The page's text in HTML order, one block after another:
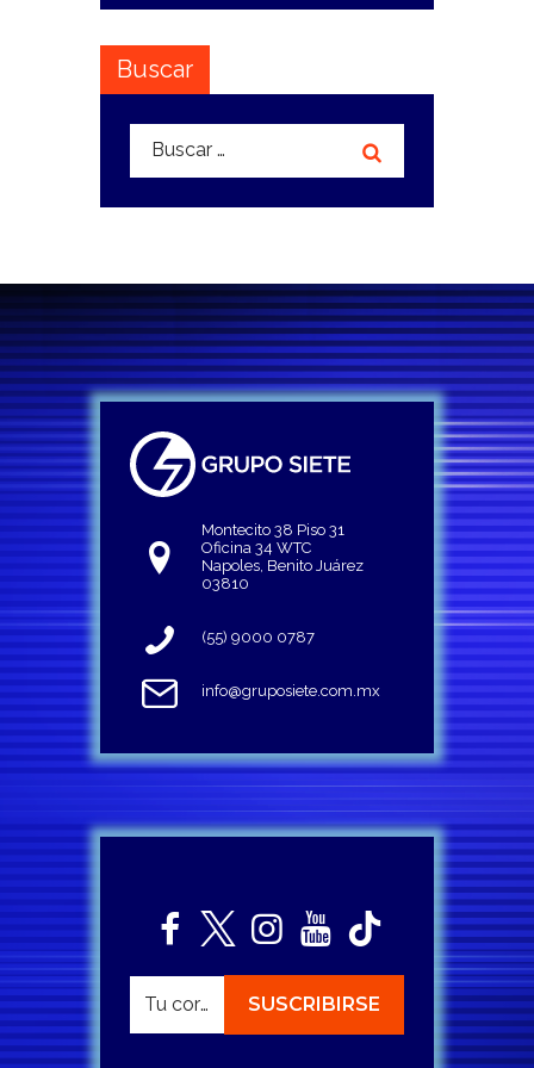
Buscar
Buscar:
Montecito 38 Piso 31
Oficina 34 WTC
Napoles, Benito Juárez
03810
(55) 9000 0787
info@gruposiete.com.mx